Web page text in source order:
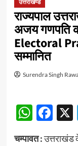
उत्तराखण्ड
राज्यपाल
अजय गणपति
Electoral
सम्मानित
Surendra Singh
चम्पावत :उत्तराखंड